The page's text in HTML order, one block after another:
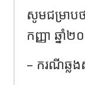
សូមជម្រាប
កញ្ញា​ ឆ្នាំ​២
– ករណីឆ្លង​